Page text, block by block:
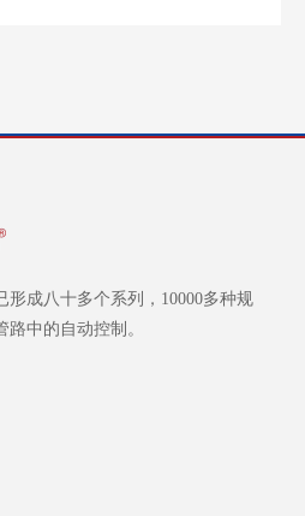
形成八十多个系列，10000多种规
中的自动控制。